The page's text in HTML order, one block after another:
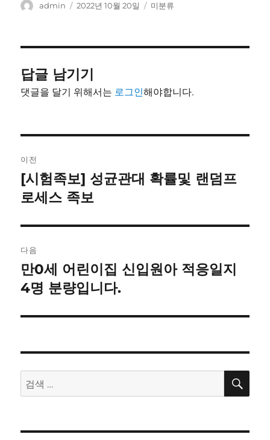
글
admin
작
2022년 10월 20일
카
미분류
답글 남기기
댓글을 달기 위해서는 로그인해야합니다.
내
비
게
이
션
이전
이
전
[시험족보] 성균관대 확률및 랜덤프
로세스 족보
다음
다
음
만0세 어린이집 신입원아 적응일지
4명 분량입니다.
검
색:
검